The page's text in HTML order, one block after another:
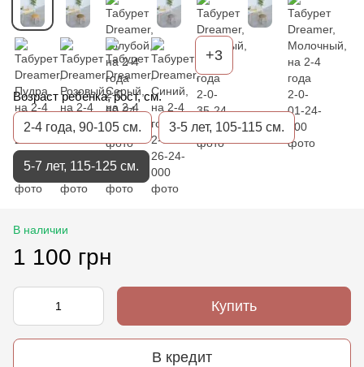
+3
Возраст ребенка, рост, см.
2-4 года, 90-105 см. 3-5 лет, 105-115 см.
5-7 лет, 115-125 см.
В наличии
1 100 грн
Купить
В кредит